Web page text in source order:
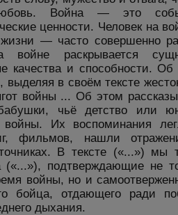
Война — это
ценности. Человек на
— часто совершенно
раскрывается
качества и способности. Об
в своём тексте
войны ... Об этом
чьё детство или
Их воспоминания
фильмов, нашли
В тексте («...») мы
подтверждающие не
войны, но и
бойца, отдающего ради
дыхания.